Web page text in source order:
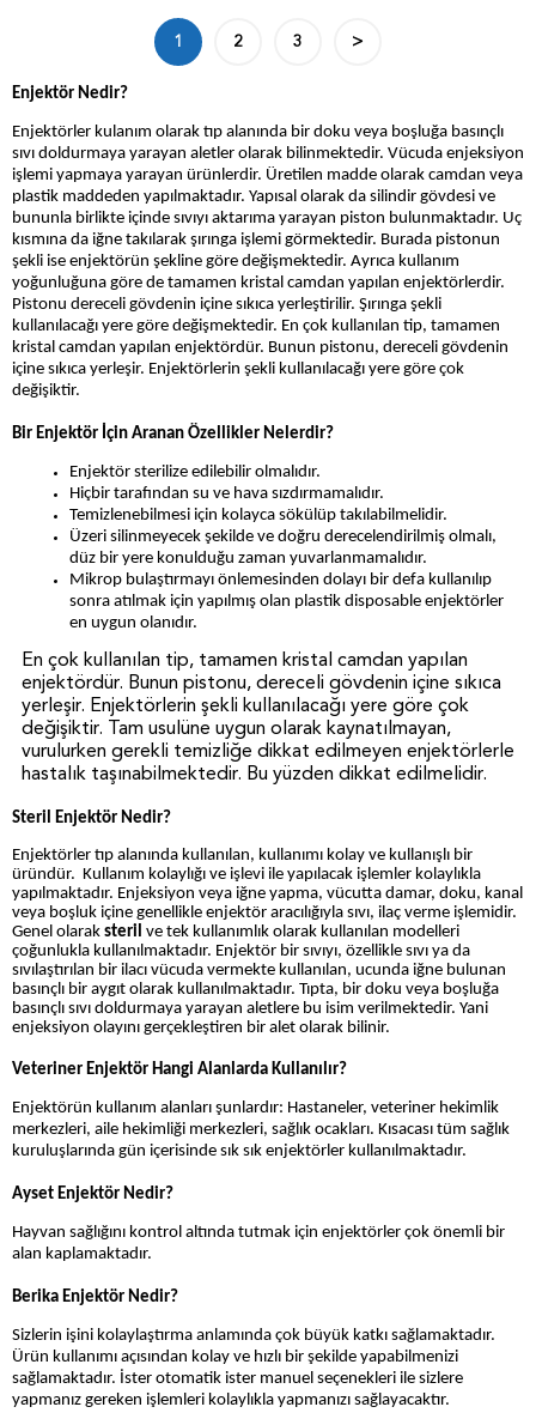
1 2 3 >
Enjektör Nedir?
Enjektörler kulanım olarak tıp alanında bir doku veya boşluğa basınçlı
sıvı doldurmaya yarayan aletler olarak bilinmektedir. Vücuda enjeksiyon
işlemi yapmaya yarayan ürünlerdir. Üretilen madde olarak camdan veya
plastik maddeden yapılmaktadır. Yapısal olarak da silindir gövdesi ve
bununla birlikte içinde sıvıyı aktarıma yarayan piston bulunmaktadır. Uç
kısmına da iğne takılarak şırınga işlemi görmektedir. Burada pistonun
şekli ise enjektörün şekline göre değişmektedir. Ayrıca kullanım
yoğunluğuna göre de tamamen kristal camdan yapılan enjektörlerdir.
Pistonu dereceli gövdenin içine sıkıca yerleştirilir. Şırınga şekli
kullanılacağı yere göre değişmektedir. En çok kullanılan tip, tamamen
kristal camdan yapılan enjektördür. Bunun pistonu, dereceli gövdenin
içine sıkıca yerleşir. Enjektörlerin şekli kullanılacağı yere göre çok
değişiktir.
Bir Enjektör İçin Aranan Özellikler Nelerdir?
Enjektör sterilize edilebilir olmalıdır.
Hiçbir tarafından su ve hava sızdırmamalıdır.
Temizlenebilmesi için kolayca sökülüp takılabilmelidir.
Üzeri silinmeyecek şekilde ve doğru derecelendirilmiş olmalı,
düz bir yere konulduğu zaman yuvarlanmamalıdır.
Mikrop bulaştırmayı önlemesinden dolayı bir defa kullanılıp
sonra atılmak için yapılmış olan plastik disposable enjektörler
en uygun olanıdır.
En çok kullanılan tip, tamamen kristal camdan yapılan
enjektördür. Bunun pistonu, dereceli gövdenin içine sıkıca
yerleşir. Enjektörlerin şekli kullanılacağı yere göre çok
değişiktir. Tam usulüne uygun olarak kaynatılmayan,
vurulurken gerekli temizliğe dikkat edilmeyen enjektörlerle
hastalık taşınabilmektedir. Bu yüzden dikkat edilmelidir.
Steril Enjektör Nedir?
Enjektörler tıp alanında kullanılan, kullanımı kolay ve kullanışlı bir
üründür. Kullanım kolaylığı ve işlevi ile yapılacak işlemler kolaylıkla
yapılmaktadır. Enjeksiyon veya iğne yapma, vücutta damar, doku, kanal
veya boşluk içine genellikle enjektör aracılığıyla sıvı, ilaç verme işlemidir.
Genel olarak steril ve tek kullanımlık olarak kullanılan modelleri
çoğunlukla kullanılmaktadır. Enjektör bir sıvıyı, özellikle sıvı ya da
sıvılaştırılan bir ilacı vücuda vermekte kullanılan, ucunda iğne bulunan
basınçlı bir aygıt olarak kullanılmaktadır. Tıpta, bir doku veya boşluğa
basınçlı sıvı doldurmaya yarayan aletlere bu isim verilmektedir. Yani
enjeksiyon olayını gerçekleştiren bir alet olarak bilinir.
Veteriner Enjektör Hangi Alanlarda Kullanılır?
Enjektörün kullanım alanları şunlardır: Hastaneler, veteriner hekimlik
merkezleri, aile hekimliği merkezleri, sağlık ocakları. Kısacası tüm sağlık
kuruluşlarında gün içerisinde sık sık enjektörler kullanılmaktadır.
Ayset Enjektör Nedir?
Hayvan sağlığını kontrol altında tutmak için enjektörler çok önemli bir
alan kaplamaktadır.
Berika Enjektör Nedir?
Sizlerin işini kolaylaştırma anlamında çok büyük katkı sağlamaktadır.
Ürün kullanımı açısından kolay ve hızlı bir şekilde yapabilmenizi
sağlamaktadır. İster otomatik ister manuel seçenekleri ile sizlere
yapmanız gereken işlemleri kolaylıkla yapmanızı sağlayacaktır.